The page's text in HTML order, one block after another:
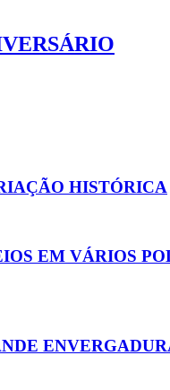
HISTÓRICA
EM VÁRIOS